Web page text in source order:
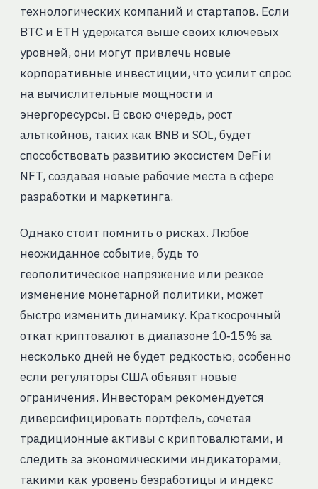
технологических компаний и стартапов. Если
BTC и ETH удержатся выше своих ключевых
уровней, они могут привлечь новые
корпоративные инвестиции, что усилит спрос
на вычислительные мощности и
энергоресурсы. В свою очередь, рост
альткойнов, таких как BNB и SOL, будет
способствовать развитию экосистем DeFi и
NFT, создавая новые рабочие места в сфере
разработки и маркетинга.
Однако стоит помнить о рисках. Любое
неожиданное событие, будь то
геополитическое напряжение или резкое
изменение монетарной политики, может
быстро изменить динамику. Краткосрочный
откат криптовалют в диапазоне 10‑15 % за
несколько дней не будет редкостью, особенно
если регуляторы США объявят новые
ограничения. Инвесторам рекомендуется
диверсифицировать портфель, сочетая
традиционные активы с криптовалютами, и
следить за экономическими индикаторами,
такими как уровень безработицы и индекс